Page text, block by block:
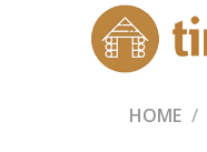
HOME /